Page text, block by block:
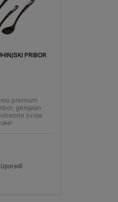
PRIBOR
premium
genijalan
svoje
Uporedi